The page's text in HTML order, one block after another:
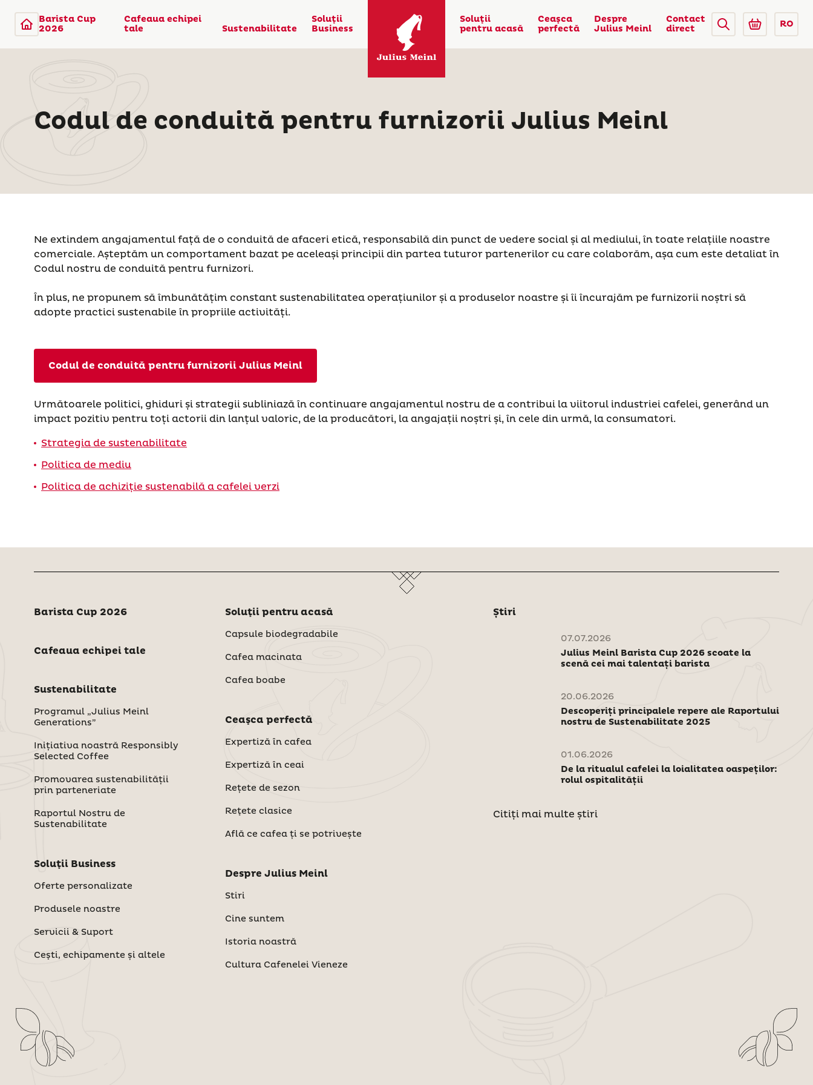
Barista Cup
2026
Cafeaua echipei
tale
Sustenabilitate
Soluţii
Business
Soluţii
pentru acasă
Ceaşca
perfectă
Despre
Julius Meinl
Contact
direct
RO
Codul de conduită pentru furnizorii Julius Meinl
Ne extindem angajamentul față de o conduită de afaceri etică, responsabilă din punct de vedere social și al mediului, în toate relațiile noastre
comerciale. Așteptăm un comportament bazat pe aceleași principii din partea tuturor partenerilor cu care colaborăm, așa cum este detaliat în
Codul nostru de conduită pentru furnizori.
În plus, ne propunem să îmbunătățim constant sustenabilitatea operațiunilor și a produselor noastre și îi încurajăm pe furnizorii noștri să
adopte practici sustenabile în propriile activități.
Codul de conduită pentru furnizorii Julius Meinl
Următoarele politici, ghiduri și strategii subliniază în continuare angajamentul nostru de a contribui la viitorul industriei cafelei, generând un
impact pozitiv pentru toți actorii din lanțul valoric, de la producători, la angajații noștri și, în cele din urmă, la consumatori.
Strategia de sustenabilitate
Politica de mediu
Politica de achiziție sustenabilă a cafelei verzi
Barista Cup 2026
Cafeaua echipei tale
Sustenabilitate
Programul „Julius Meinl
Generations”
Inițiativa noastră Responsibly
Selected Coffee
Promovarea sustenabilității
prin parteneriate
Raportul Nostru de
Sustenabilitate
Soluţii Business
Oferte personalizate
Produsele noastre
Servicii & Suport
Ceşti, echipamente și altele
Soluţii pentru acasă
Capsule biodegradabile
Cafea macinata
Cafea boabe
Ceaşca perfectă
Expertiză în cafea
Expertiză în ceai
Rețete de sezon
Reţete clasice
Află ce cafea ți se potrivește
Despre Julius Meinl
Stiri
Cine suntem
Istoria noastră
Cultura Cafenelei Vieneze
Știri
07.07.2026
Julius Meinl Barista Cup 2026 scoate la
scenă cei mai talentați barista
20.06.2026
Descoperiți principalele repere ale Raportului
nostru de Sustenabilitate 2025
01.06.2026
De la ritualul cafelei la loialitatea oaspeților:
rolul ospitalității
Citiți mai multe știri